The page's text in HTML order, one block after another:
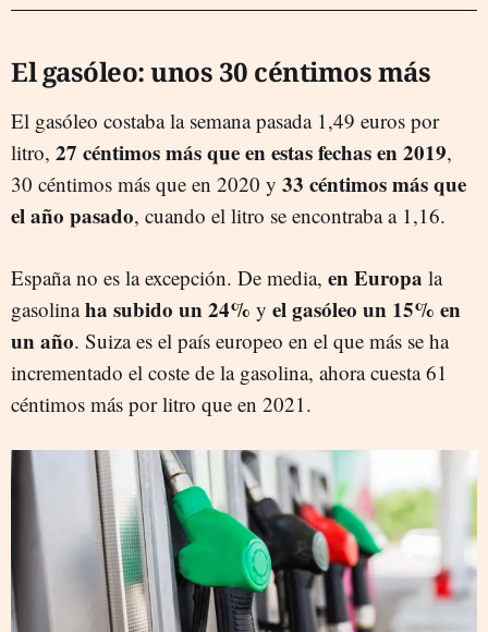
El gasóleo: unos 30 céntimos más
El gasóleo costaba la semana pasada 1,49 euros por
litro, 27 céntimos más que en estas fechas en 2019,
30 céntimos más que en 2020 y 33 céntimos más que
el año pasado, cuando el litro se encontraba a 1,16.
España no es la excepción. De media, en Europa la
gasolinaha subido un 24% y el gasóleo un 15% en
un año. Suiza es el país europeo en el que más se ha
incrementado el coste de la gasolina, ahora cuesta 61
céntimos más por litro que en 2021.